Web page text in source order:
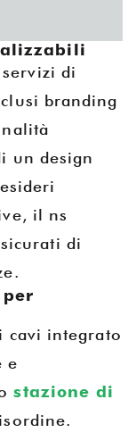
di
branding
un design
il ns
di
cavi integrato
e
stazione di